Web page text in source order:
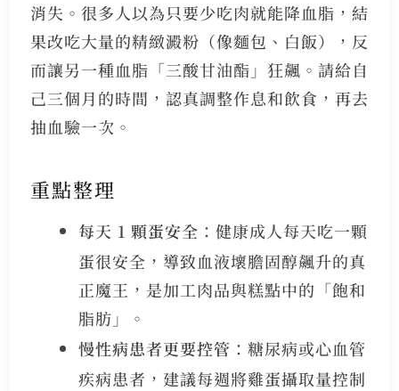
消失。很多人以為只要少吃肉就能降血脂，結
果改吃大量的精緻澱粉（像麵包、白飯），反
而讓另一種血脂「三酸甘油酯」狂飆。請給自
己三個月的時間，認真調整作息和飲食，再去
抽血驗一次。
重點整理
每天 1 顆蛋安全 ：健康成人每天吃一顆
蛋很安全，導致血液壞膽固醇飆升的真
正魔王，是加工肉品與糕點中的「飽和
脂肪」。
慢性病患者更要控管 ：糖尿病或心血管
疾病患者，建議每週將雞蛋攝取量控制